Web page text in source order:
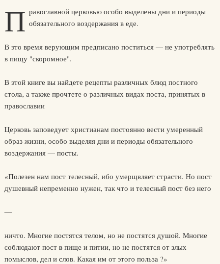
П равославной церковью особо выделены дни и периоды
обязательного воздержания в еде.
В это время верующим предписано поститься — не употреблять
в пищу "скоромное".
В этой книге вы найдете рецепты различных блюд постного
стола, а также прочтете о различных видах поста, принятых в
православии
Церковь заповедует христианам постоянно вести умеренный
образ жизни, особо выделяя дни и периоды обязательного
воздержания — посты.
«Полезен нам пост телесный, ибо умерщвляет страсти. Но пост
душевный непременно нужен, так что и телесный пост без него
—
ничто. Многие постятся телом, но не постятся душой. Многие
соблюдают пост в пище и питии, но не постятся от злых
помыслов, дел и слов. Какая им от этого польза ?»